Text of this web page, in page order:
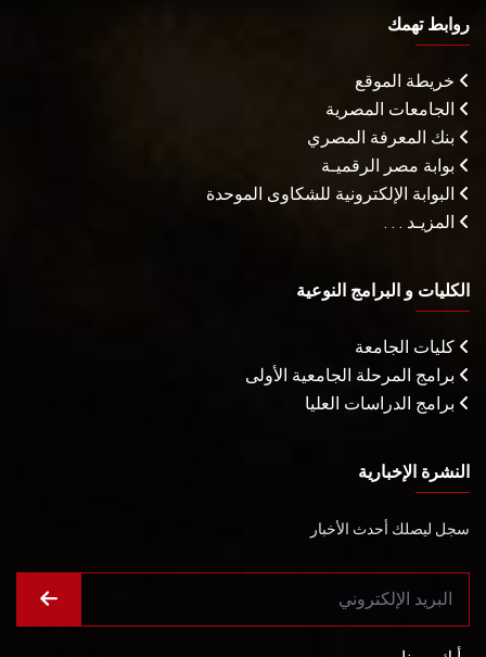
روابط تهمك
خريطة الموقع
الجامعات المصرية
بنك المعرفة المصري
بوابة مصر الرقميـة
البوابة الإلكترونية للشكاوى الموحدة
المزيـد . . .
الكليات و البرامج النوعية
كليات الجامعة
برامج المرحلة الجامعية الأولى
برامج الدراسات العليا
النشرة الإخبارية
سجل ليصلك أحدث الأخبار